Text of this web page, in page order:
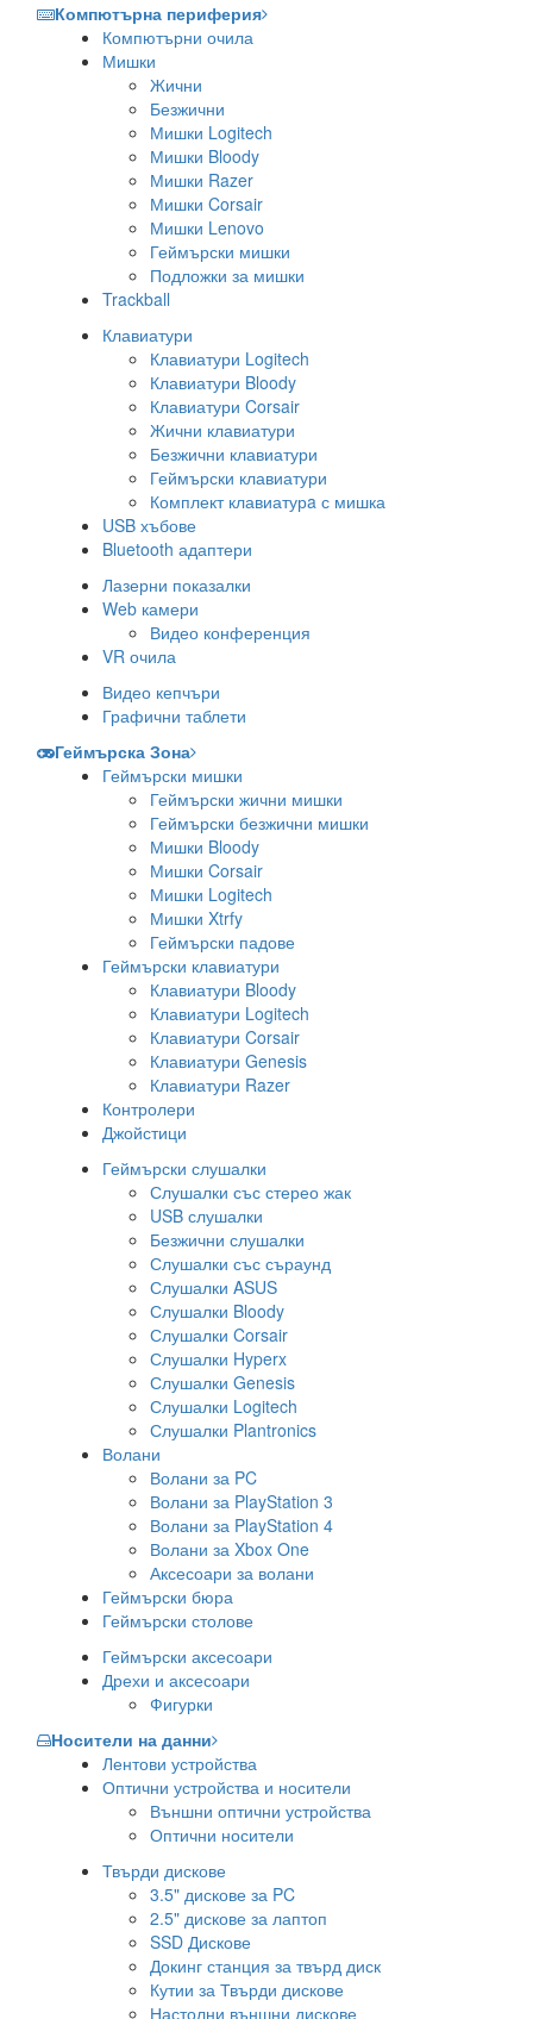
Компютърна периферия
Компютърни очила
Мишки
Жични
Безжични
Мишки Logitech
Мишки Bloody
Мишки Razer
Мишки Corsair
Мишки Lenovo
Геймърски мишки
Подложки за мишки
Trackball
Клавиатури
Клавиатури Logitech
Клавиатури Bloody
Клавиатури Corsair
Жични клавиатури
Безжични клавиатури
Геймърски клавиатури
Комплект клавиатурa с мишка
USB хъбове
Bluetooth адаптери
Лазерни показалки
Web камери
Видео конференция
VR очила
Видео кепчъри
Графични таблети
Геймърска Зона
Геймърски мишки
Геймърски жични мишки
Геймърски безжични мишки
Мишки Bloody
Мишки Corsair
Мишки Logitech
Мишки Xtrfy
Геймърски падове
Геймърски клавиатури
Клавиатури Bloody
Клавиатури Logitech
Клавиатури Corsair
Клавиатури Genesis
Клавиатури Razer
Контролери
Джойстици
Геймърски слушалки
Слушалки със стерео жак
USB слушалки
Безжични слушалки
Слушалки със съраунд
Слушалки ASUS
Слушалки Bloody
Слушалки Corsair
Слушалки Hyperx
Слушалки Genesis
Слушалки Logitech
Слушалки Plantronics
Волани
Волани за PC
Волани за PlayStation 3
Волани за PlayStation 4
Волани за Xbox One
Аксесоари за волани
Геймърски бюра
Геймърски столове
Геймърски аксесоари
Дрехи и аксесоари
Фигурки
Носители на данни
Лентови устройства
Оптични устройства и носители
Външни оптични устройства
Оптични носители
Твърди дискове
3.5" дискове за PC
2.5" дискове за лаптоп
SSD Дискове
Докинг станция за твърд диск
Кутии за Твърди дискове
Настолни външни дискове